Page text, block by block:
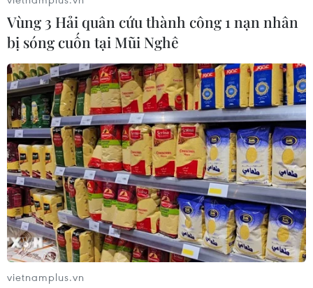
Vùng 3 Hải quân cứu thành công 1 nạn nhân
bị sóng cuốn tại Mũi Nghê
vietnamplus.vn